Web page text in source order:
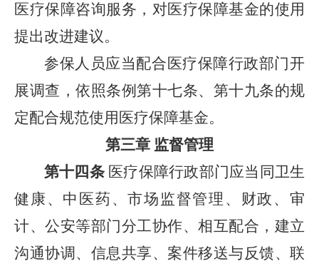
医疗保障咨询服务，对医疗保障基金的使用
提出改进建议。
参保人员应当配合医疗保障行政部门开
展调查，依照条例第十七条、第十九条的规
定配合规范使用医疗保障基金。
第三章 监督管理
第十四条 医疗保障行政部门应当同卫生
健康、中医药、市场监督管理、财政、审
计、公安等部门分工协作、相互配合，建立
沟通协调、信息共享、案件移送与反馈、联